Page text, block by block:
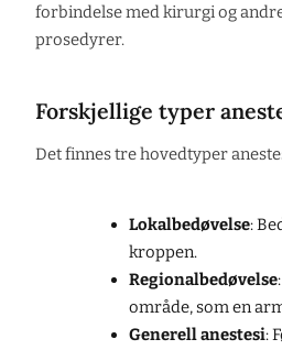
forbindelse med kirurgi og
prosedyrer.
Forskjellige typer
Det finnes tre hovedtyper
Lokalbedøvelse:
kroppen.
Regionalbedøvelse
område, som en
Generell anestesi: